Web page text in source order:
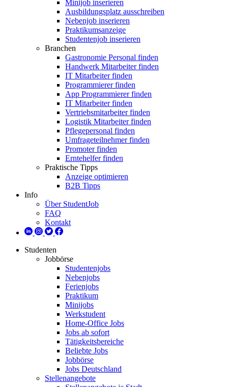
Minijob inserieren
Ausbildungsplatz ausschreiben
Nebenjob inserieren
Praktikumsanzeige
Studentenjob inserieren
Branchen
Gastronomie Personal finden
Handwerk Mitarbeiter finden
IT Mitarbeiter finden
Programmierer finden
App Programmierer finden
IT Mitarbeiter finden
Vertriebsmitarbeiter finden
Logistik Mitarbeiter finden
Pflegepersonal finden
Umfrageteilnehmer finden
Promoter finden
Erntehelfer finden
Praktische Tipps
Anzeige optimieren
B2B Tipps
Info
Über StudentJob
FAQ
Kontakt
Studenten
Jobbörse
Studentenjobs
Nebenjobs
Ferienjobs
Praktikum
Minijobs
Werkstudent
Home-Office Jobs
Jobs ab sofort
Tätigkeitsbereiche
Beliebte Jobs
Jobbörse
Jobs Deutschland
Stellenangebote